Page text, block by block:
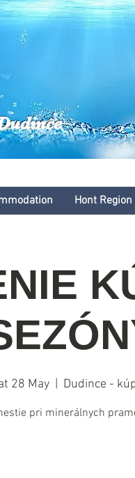
Hont Region
28 May Dudince -
pri minerálnych